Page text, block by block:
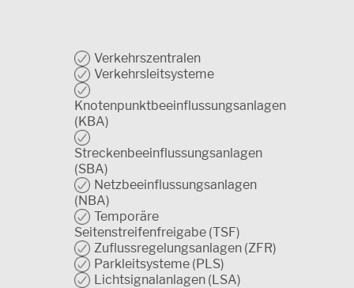
Verkehrszentralen
Verkehrsleitsysteme
Knotenpunktbeeinflussungsanlagen
(KBA)
Streckenbeeinflussungsanlagen
(SBA)
Netzbeeinflussungsanlagen
(NBA)
Temporäre
Seitenstreifenfreigabe (TSF)
Zuflussregelungsanlagen (ZFR)
Parkleitsysteme (PLS)
Lichtsignalanlagen (LSA)